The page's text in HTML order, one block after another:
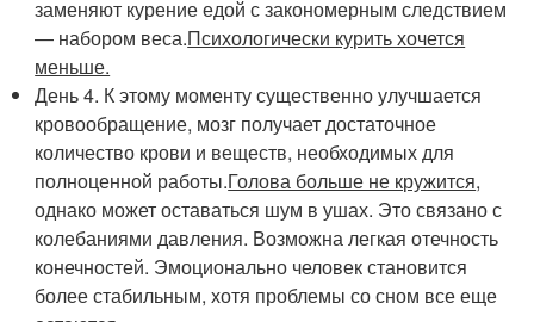
заменяют курение едой с закономерным следствием
— набором веса.Психологически курить хочется
меньше.
День 4. К этому моменту существенно улучшается
кровообращение, мозг получает достаточное
количество крови и веществ, необходимых для
полноценной работы.Голова больше не кружится,
однако может оставаться шум в ушах. Это связано с
колебаниями давления. Возможна легкая отечность
конечностей. Эмоционально человек становится
более стабильным, хотя проблемы со сном все еще